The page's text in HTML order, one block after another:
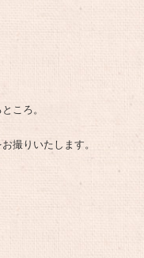
ころ。
撮りいたします。